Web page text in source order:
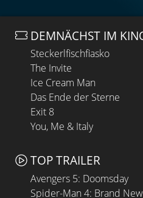
DEMNÄCHST IM
Steckerlfischfiasko
The Invite
Ice Cream Man
Das Ende der Sterne
Exit 8
You, Me & Italy
TOP TRAILER
Avengers 5: Doomsday
Spider-Man 4: Brand